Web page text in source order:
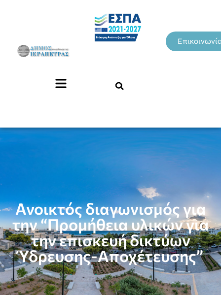
Ανοικτός διαγωνισμός για
την “Προμήθεια υλικών για
την επισκευή δικτύων
Ύδρευσης-Αποχέτευσης”